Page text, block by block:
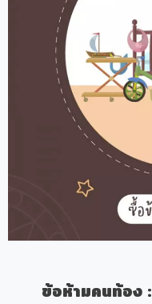
ข้อห้ามคนท้อง: